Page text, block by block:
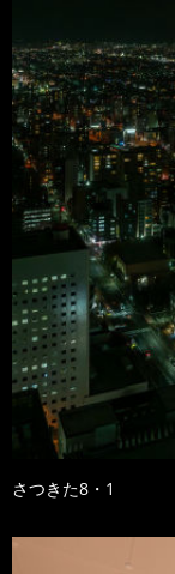
さつきた8・1